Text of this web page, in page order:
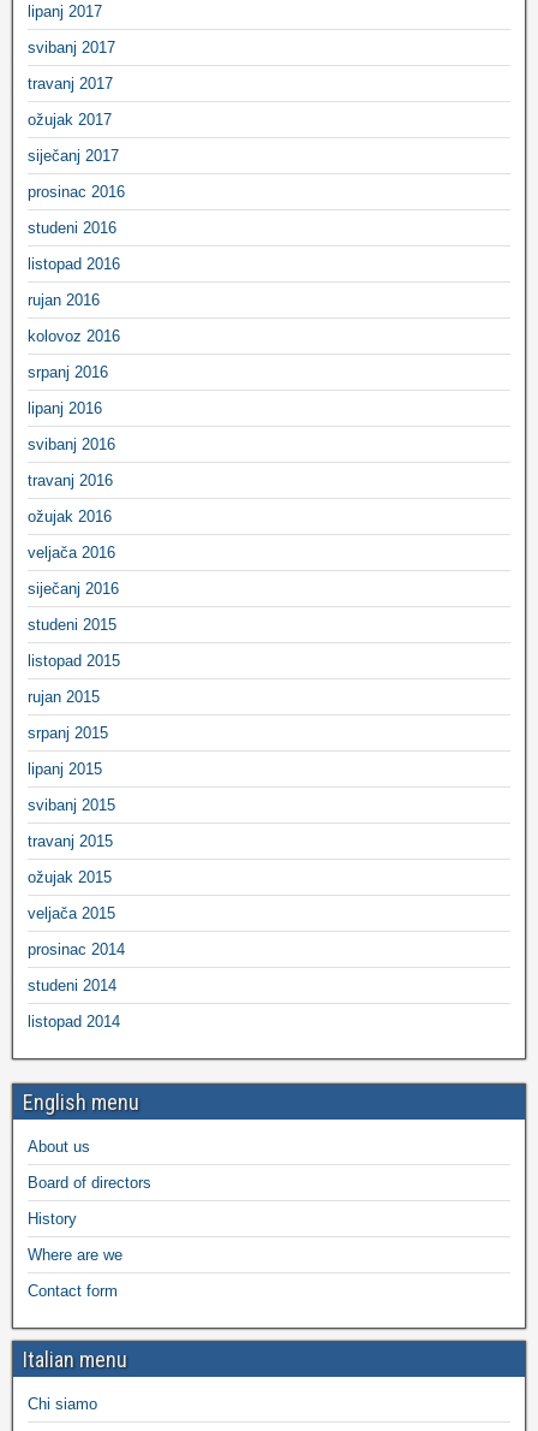
lipanj 2017
svibanj 2017
travanj 2017
ožujak 2017
siječanj 2017
prosinac 2016
studeni 2016
listopad 2016
rujan 2016
kolovoz 2016
srpanj 2016
lipanj 2016
svibanj 2016
travanj 2016
ožujak 2016
veljača 2016
siječanj 2016
studeni 2015
listopad 2015
rujan 2015
srpanj 2015
lipanj 2015
svibanj 2015
travanj 2015
ožujak 2015
veljača 2015
prosinac 2014
studeni 2014
listopad 2014
English menu
About us
Board of directors
History
Where are we
Contact form
Italian menu
Chi siamo